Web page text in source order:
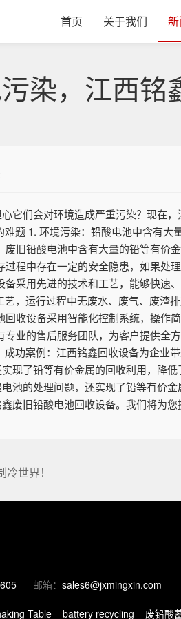
首页 关于我们
染，江西铭
它们会对环境造成严重污染？现在
题 1. 环境污染：铅酸电池中含有
旧铅酸电池中含有大量的铅等有
程中存在一定的安全隐患，如果
采用先进的技术和工艺，能够快
，运行过程中无废水、废气、废渣
收设备采用智能化控制系统，操
业的售后服务团队，为客户提供
功案例：江西铭鑫回收设备为企业
现了铅等有价金属的回收利用，降
池的处理问题，还实现了铅等有价
废旧铅酸电池回收设备。我们将为
世界！
邮箱： sales6@jxmingxin.com
Table battery recycling 废铅酸